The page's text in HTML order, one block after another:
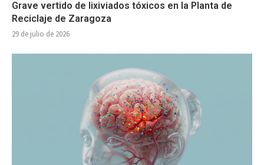
Grave vertido de lixiviados tóxicos en la Planta de
Reciclaje de Zaragoza
29 de julio de 2026